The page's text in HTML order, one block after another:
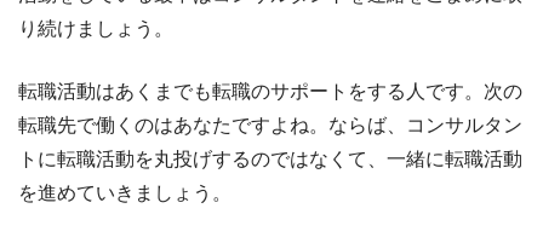
り続けましょう。
転職活動はあくまでも転職のサポートをする人です。次の
転職先で働くのはあなたですよね。ならば、コンサルタン
トに転職活動を丸投げするのではなくて、一緒に転職活動
を進めていきましょう。